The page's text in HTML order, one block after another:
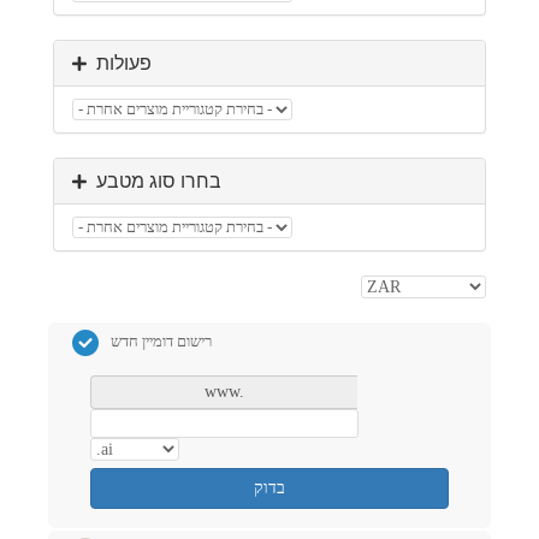
פעולות
בחרו סוג מטבע
רישום דומיין חדש
www.
בדוק